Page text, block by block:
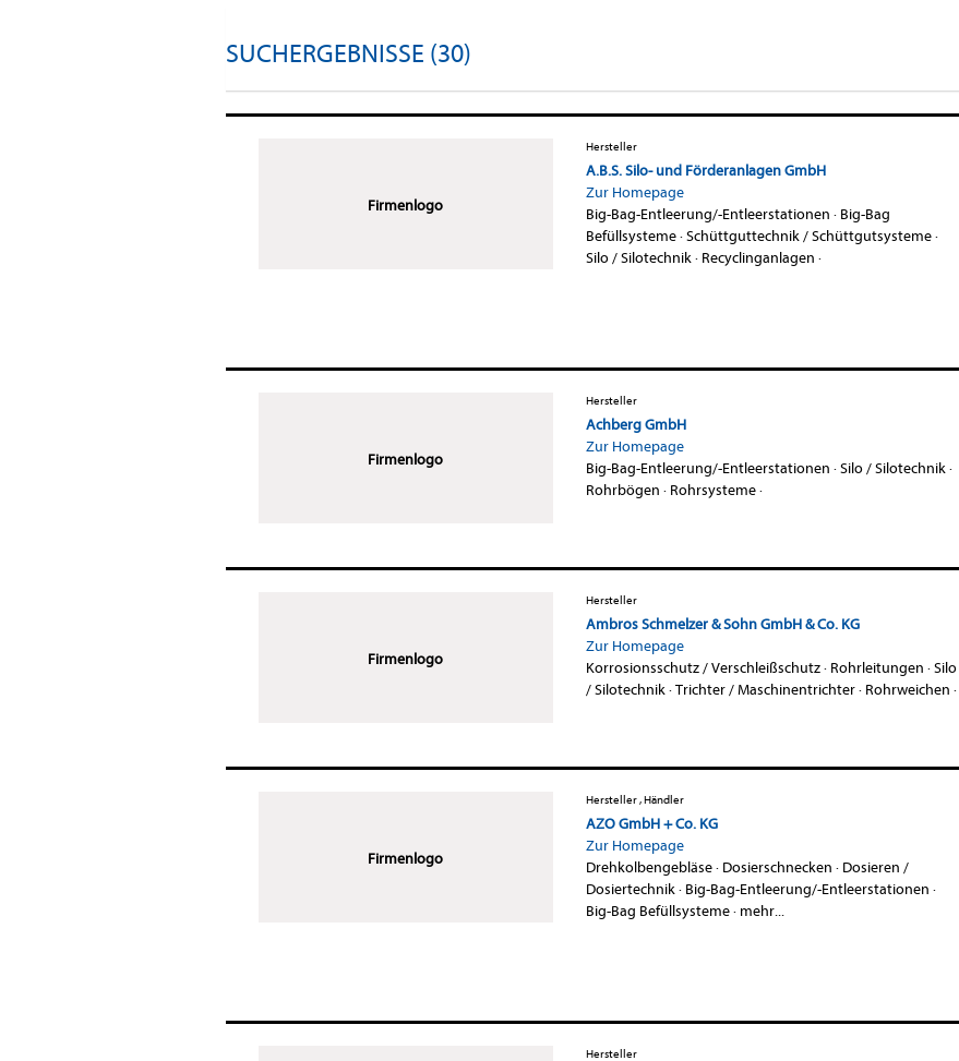
SUCHERGEBNISSE (30)
Firmenlogo
Hersteller
A.B.S. Silo- und Förderanlagen GmbH
Zur Homepage
Big-Bag-Entleerung/-Entleerstationen · Big-Bag
Befüllsysteme·Schüttguttechnik / Schüttgutsysteme·
Silo / Silotechnik· Recyclinganlagen ·
Firmenlogo
Hersteller
Achberg GmbH
Zur Homepage
Big-Bag-Entleerung/-Entleerstationen ·Silo / Silotechnik·
Rohrbögen · Rohrsysteme·
Firmenlogo
Hersteller
Ambros Schmelzer & Sohn GmbH & Co. KG
Zur Homepage
Korrosionsschutz / Verschleißschutz· Rohrleitungen ·Silo
/ Silotechnik·Trichter / Maschinentrichter· Rohrweichen ·
Firmenlogo
Hersteller , Händler
AZO GmbH + Co. KG
Zur Homepage
Drehkolbengebläse· Dosierschnecken · Dosieren /
Dosiertechnik· Big-Bag-Entleerung/-Entleerstationen ·
Big-Bag Befüllsysteme· mehr...
Hersteller